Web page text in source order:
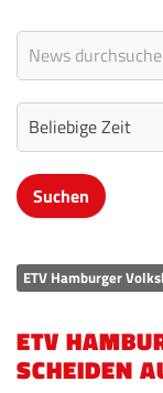
ETV Hamburger
ETV
SCHEIDEN